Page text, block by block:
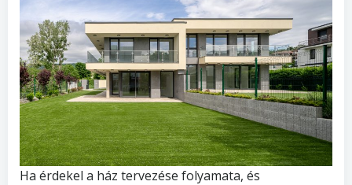
Ha érdekel a ház tervezése folyamata, és